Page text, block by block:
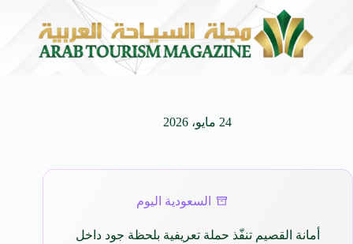
كيفنا.. في كل وجهة سحر خاص* 8 أغسطس 2026 افتتاح اكبر صالة
24 مايو، 2026
السعودية اليوم
أمانة القصيم تنفّذ حملة تعريفية بلحظة جود داخل